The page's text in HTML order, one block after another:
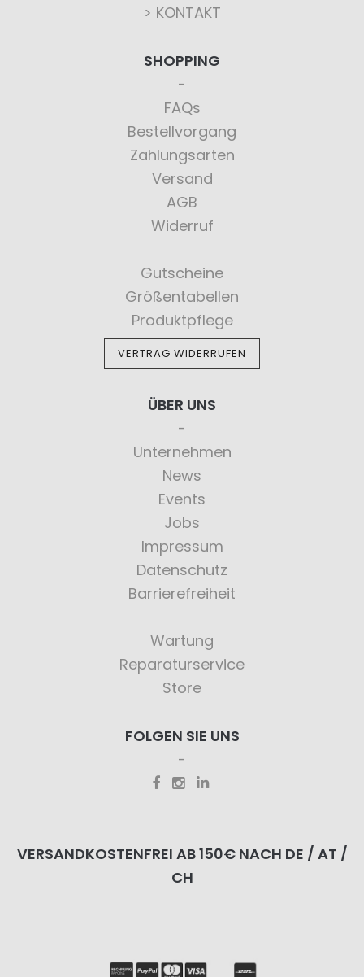
> KONTAKT
SHOPPING
FAQs
Bestellvorgang
Zahlungsarten
Versand
AGB
Widerruf
Gutscheine
Größentabellen
Produktpflege
VERTRAG WIDERRUFEN
ÜBER UNS
Unternehmen
News
Events
Jobs
Impressum
Datenschutz
Barrierefreiheit
Wartung
Reparaturservice
Store
FOLGEN SIE UNS
VERSANDKOSTENFREI AB 150€ NACH DE / AT /
CH